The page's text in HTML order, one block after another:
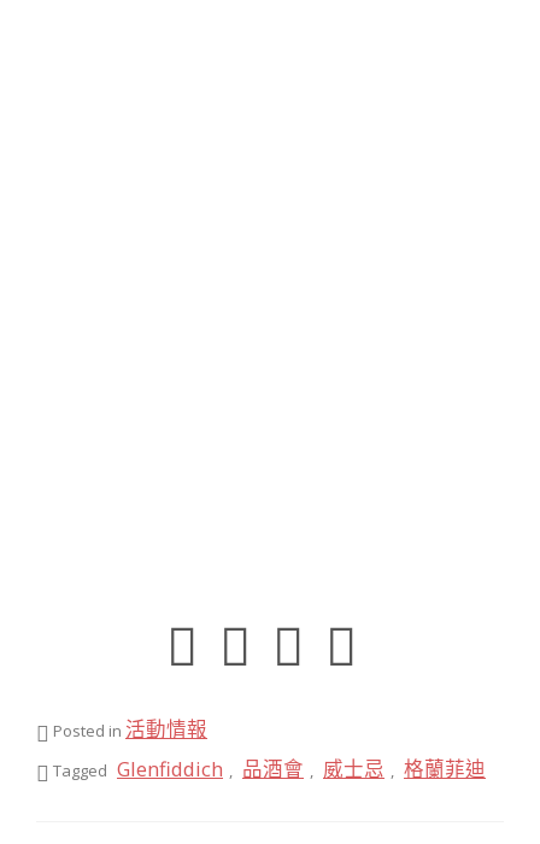
Posted in 活動情報
Tagged Glenfiddich , 品酒會 , 威士忌 , 格蘭菲迪